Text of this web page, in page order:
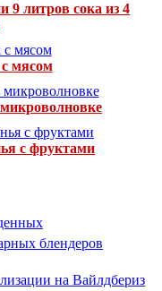
9 литров сока из 4
мясом
с фруктами
блендеров
на Вайлдбериз